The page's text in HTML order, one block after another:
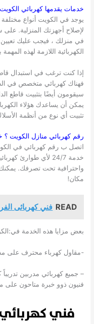
خدمات يقدمها كهربائي الكويت
يوجد في الكويت أنواع
لإصلاح أجهزتك المنزلية. على
في منزلك ، فيجب عليك تعيين
الكهربائية اللازمة لهذه المهمة
إذا كنت ترغب في استبدال
فهناك كهربائي متخصص في
سيقومون أيضًا بتثبيت قاطع
يمكن أن يساعدك هؤلاء
تثبيت أي نوع من أنظمة
رقم كهربائي منازل الكويت ؟
اتصل ب رقم كهربائي في
خدمة 24/7 لأي طوارئ
واحترافية تحت تصرفك.
مكان!
READ فني كهربائى
بعض مزايا هذه الخدمة
-مقاول كهرباء محترف على
– جميع كهربائي مدربين
فنيون ذوو خبرة متاحون على